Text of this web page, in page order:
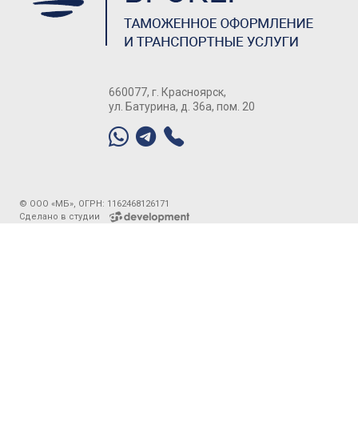
660077, г. Красноярск,
ул. Батурина, д. 36а, пом. 20
© ООО «МБ», ОГРН: 1162468126171
Сделано в студии